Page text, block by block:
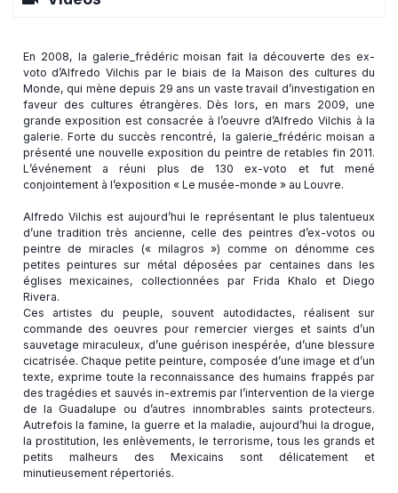
En 2008, la galerie_frédéric moisan fait la découverte des ex-
voto d’Alfredo Vilchis par le biais de la Maison des cultures du
Monde, qui mène depuis 29 ans un vaste travail d’investigation en
faveur des cultures étrangères. Dès lors, en mars 2009, une
grande exposition est consacrée à l’oeuvre d’Alfredo Vilchis à la
galerie. Forte du succès rencontré, la galerie_frédéric moisan a
présenté une nouvelle exposition du peintre de retables fin 2011.
L’événement a réuni plus de 130 ex-voto et fut mené
conjointement à l’exposition « Le musée-monde » au Louvre.
Alfredo Vilchis est aujourd’hui le représentant le plus talentueux
d’une tradition très ancienne, celle des peintres d’ex-votos ou
peintre de miracles (« milagros ») comme on dénomme ces
petites peintures sur métal déposées par centaines dans les
églises mexicaines, collectionnées par Frida Khalo et Diego
Rivera.
Ces artistes du peuple, souvent autodidactes, réalisent sur
commande des oeuvres pour remercier vierges et saints d’un
sauvetage miraculeux, d’une guérison inespérée, d’une blessure
cicatrisée. Chaque petite peinture, composée d’une image et d’un
texte, exprime toute la reconnaissance des humains frappés par
des tragédies et sauvés in-extremis par l’intervention de la vierge
de la Guadalupe ou d’autres innombrables saints protecteurs.
Autrefois la famine, la guerre et la maladie, aujourd’hui la drogue,
la prostitution, les enlèvements, le terrorisme, tous les grands et
petits malheurs des Mexicains sont délicatement et
minutieusement répertoriés.